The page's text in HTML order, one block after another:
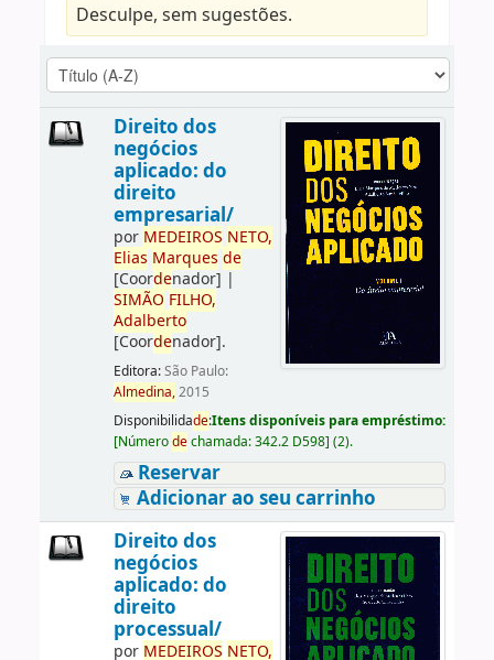
Desculpe, sem sugestões.
Direito dos
negócios
aplicado: do
direito
empresarial/
por MEDEIROS NETO,
Elias Marques de
[Coordenador] |
SIMÃO FILHO,
Adalberto
[Coordenador].
Editora:São Paulo:
Almedina,2015
Disponibilidade:Itens disponíveis para empréstimo:
[Númerodechamada:342.2 D598] (2).
Reservar
Adicionar ao seu carrinho
Direito dos
negócios
aplicado: do
direito
processual/
por MEDEIROS NETO,